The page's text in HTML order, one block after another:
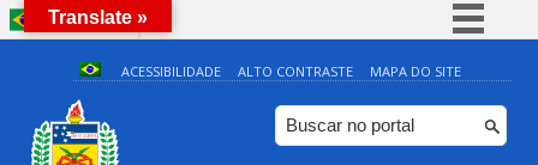
BRASIL
Simplifique!
Comunica BR
Participe
ACESSIBILIDADE ALTO CONTRASTE MAPA DO SITE
Translate »